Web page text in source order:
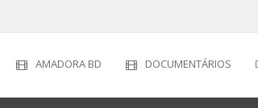
AMADORA BD DOCUMENTÁRIOS